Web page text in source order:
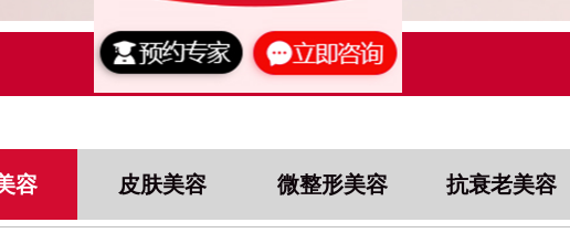
点击了解更多
容 皮肤美容 微整形美容 抗衰老美容